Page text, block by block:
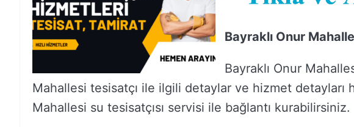
Bayraklı Onur
Bayraklı Onur
Mahallesi tesisatçı ile ilgili detaylar ve hizmet detayları
Mahallesi su tesisatçısı servisi ile bağlantı kurabilirsiniz.